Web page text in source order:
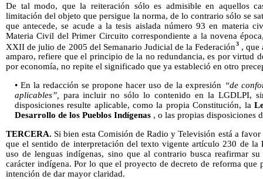
De tal modo, que la reiteración sólo es admisible en aquellos
limitación del objeto que persigue la norma, de lo contrario sólo se
que antecede, se acude a la tesis aislada número 93 en materia
Materia Civil del Primer Circuito correspondiente a la novena
XXII de julio de 2005 del Semanario Judicial de la Federación3, que
amparo, refiere que el principio de la no redundancia, es por virtud
por economía, no repite el significado que ya estableció en otro
• En la redacción se propone hacer uso de la expresión “de
aplicables”,
para incluir no sólo lo contenido en la LGDLPI,
disposiciones resulte aplicable, como la propia Constitución, la
Desarrollo de los Pueblos Indígenas, o las propias disposiciones
TERCERA. Si bien esta Comisión de Radio y Televisión está a
que el sentido de interpretación del texto vigente artículo 230 de la
uso de lenguas indígenas, sino que al contrario busca reafirmar
carácter indígena. Por lo que el proyecto de decreto de reforma que
intención de dar mayor claridad.